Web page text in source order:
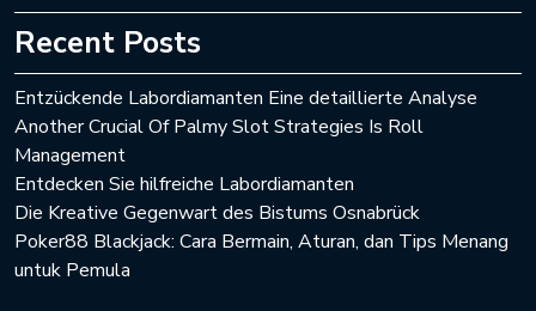
Recent Posts
Entzückende Labordiamanten Eine detaillierte Analyse
Another Crucial Of Palmy Slot Strategies Is Roll
Management
Entdecken Sie hilfreiche Labordiamanten
Die Kreative Gegenwart des Bistums Osnabrück
Poker88 Blackjack: Cara Bermain, Aturan, dan Tips Menang
untuk Pemula